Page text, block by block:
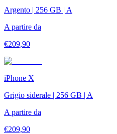
Argento | 256 GB | A
A partire da
€209,90
iPhone X
Grigio siderale | 256 GB | A
A partire da
€209,90